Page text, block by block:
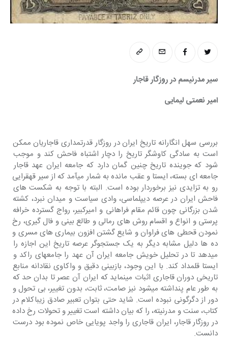
سیر مدرنیسم در روزگار قاجار
امیر نعمتی لیمایی
بررسی سهل انگارانه تاریخ ایران در روزگار قدرتمداری قاجاریان ممکن
است به سادگی کاوشگر تاریخ را دچار اشتباه فاحش کند و موجب
شود که جوینده تاریخ چنین گمان دارد که جامعه ایران عهد قاجار
جامعه ای بسته، ایستا و عقب مانده به شمار میآمد که از سیر قهقرایی
رو به تزایدی نیز برخوردار بوده است. البته با توجه به شکست های
فاحش ایران در عرصه دیپلماسی، وادی سیاست و میدان نبرد، کشته
شدن بزرگانی چون قائم مقام فراهانی و امیرکبیر، رواج گسترده خرافه
پرستی و انواع و اقسام روش های رمالی و طالع بینی و فال گیری، رخ
نمودن قحطی های فراوان و شایع گشتن افزون بیماری های مسری و
ده ها دلیل مشابه دیگر به یک جستجوگر عرصه تاریخ این اجازه را
میدهد تا در تحلیل خویش جامعه ایران آن عهد را جامعهای راکد و
ایستا قلمداد کند. با این وجود، بازبینی دقیق و واکاوی نقادانه منابع
تاریخی دوران قاجاری اثبات مینماید که ایران آن عصر تا بدان حد که
به طور عام پنداشته میشود نیز صامت، ثابت، بدون تغییر، بی تحول و
دور از دگرگونی نبوده است. شاید حتی بتوان تعبیر صادق زیباکلام در
کتاب، سنت و مدرنیته، را که بیان داشته است تغییر و تحولات رخ داده
در روزگار قاجار، ایران قاجاری را واجد پویایی خاص نموده بود درست
دانست.